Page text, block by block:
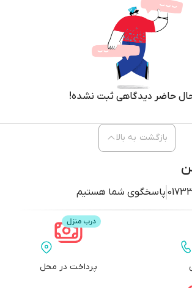
حاضر دیدگاهی ثبت نشده!
پاسخگوی شما هستیم
بازگشت به بالا
پرداخت در محل